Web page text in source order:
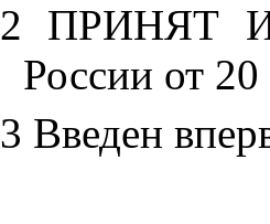
2 ПРИНЯТ
России от
3 Введен